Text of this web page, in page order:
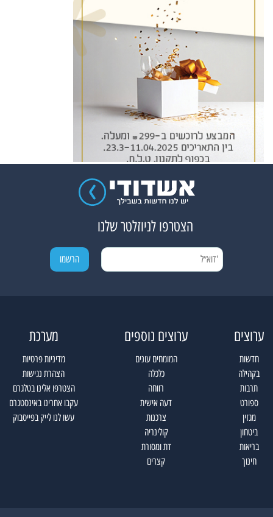
הצטרפו לניוזלטר שלנו
ערוצים
חדשות
בקהילה
תרבות
ספורט
מגזין
ביטחון
בריאות
חינוך
ערוצים נוספים
המומחים עונים
כלכלה
רווחה
דעה אישית
צרכנות
קולינריה
דת ומסורת
קצרים
מערכת
מדיניות פרטיות
הצהרת נגישות
הצטרפו אלינו בטלגרם
עקבו אחרינו באינסטגרם
עשו לנו לייק בפייסבוק